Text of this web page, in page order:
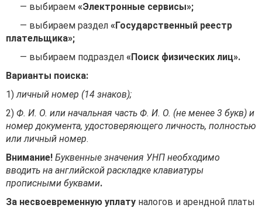
— выбираем «Электронные сервисы»;
— выбираем раздел «Государственный реестр
плательщика»;
— выбираем подраздел «Поиск физических лиц».
Варианты поиска:
1) личный номер (14 знаков);
2) Ф. И. О. или начальная часть Ф. И. О. (не менее 3 букв) и
номер документа, удостоверяющего личность, полностью
или личный номер.
Внимание! Буквенные значения УНП необходимо
вводить на английской раскладке клавиатуры
прописными буквами.
За несвоевременную уплату налогов и арендной платы